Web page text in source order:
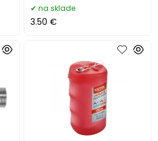
na sklade
3.50 €